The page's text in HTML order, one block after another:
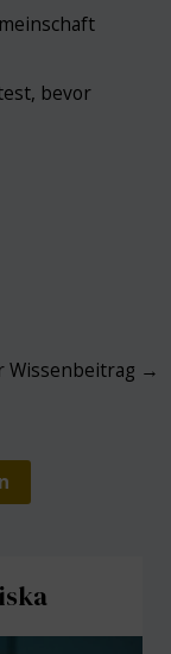
bevor
Wissenbeitrag →